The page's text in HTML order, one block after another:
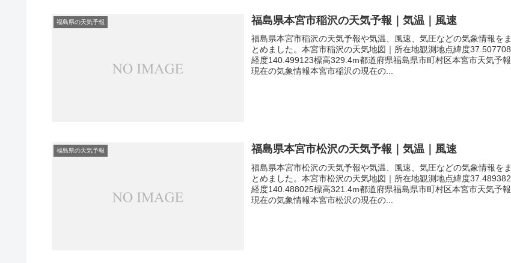
福島県の天気予報 福島県本宮市稲沢の天気予報｜気温｜風速
福島県本宮市稲沢の天気予報や気温、風速、気圧などの気象情報をま
とめました。本宮市稲沢の天気地図｜所在地観測地点緯度37.507708
経度140.499123標高329.4m都道府県福島県市町村区本宮市天気予報
現在の気象情報本宮市稲沢の現在の...
福島県の天気予報 福島県本宮市松沢の天気予報｜気温｜風速
福島県本宮市松沢の天気予報や気温、風速、気圧などの気象情報をま
とめました。本宮市松沢の天気地図｜所在地観測地点緯度37.489382
経度140.488025標高321.4m都道府県福島県市町村区本宮市天気予報
現在の気象情報本宮市松沢の現在の...